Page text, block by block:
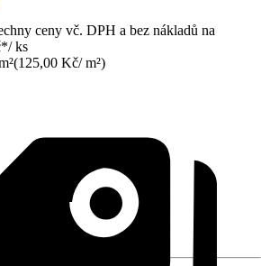
ceny vč. DPH a bez nákladů na
*/ ks
(125,00 Kč/ m²)